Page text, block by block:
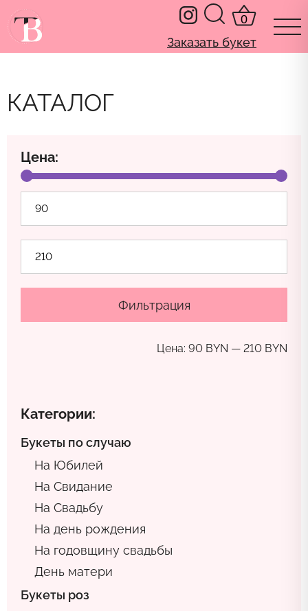
0
Заказать букет
КАТАЛОГ
Цена:
Фильтрация
Цена: 90 BYN — 210 BYN
Категории:
Букеты по случаю
На Юбилей
На Свидание
На Свадьбу
На день рождения
На годовщину свадьбы
День матери
Букеты роз